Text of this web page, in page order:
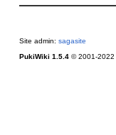
Site admin: sagasite
PukiWiki 1.5.4© 2001-2022